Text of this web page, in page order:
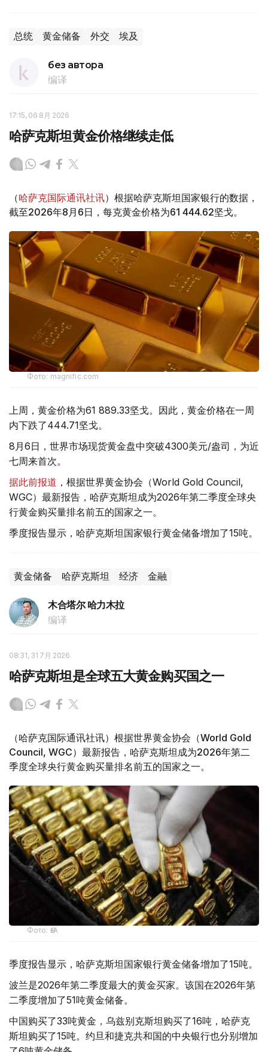
总统 黄金储备 外交 埃及
без автора
编译
17:15, 06 8月 2026
哈萨克斯坦黄金价格继续走低
（哈萨克国际通讯社讯）根据哈萨克斯坦国家银行的数据，
截至2026年8月6日，每克黄金价格为61 444.62坚戈。
Фото: magnific.com
上周，黄金价格为61 889.33坚戈。因此，黄金价格在一周
内下跌了444.71坚戈。
8月6日，世界市场现货黄金盘中突破4300美元/盎司，为近
七周来首次。
据此前报道 ，根据世界黄金协会（World Gold Council,
WGC）最新报告，哈萨克斯坦成为2026年第二季度全球央
行黄金购买量排名前五的国家之一。
季度报告显示，哈萨克斯坦国家银行黄金储备增加了15吨。
黄金储备 哈萨克斯坦 经济 金融
木合塔尔 哈力木拉
编译
08:31, 31 7月 2026
哈萨克斯坦是全球五大黄金购买国之一
（哈萨克国际通讯社讯）根据世界黄金协会（World Gold
Council, WGC）最新报告，哈萨克斯坦成为2026年第二
季度全球央行黄金购买量排名前五的国家之一。
Фото: ӨзА
季度报告显示，哈萨克斯坦国家银行黄金储备增加了15吨。
波兰是2026年第二季度最大的黄金买家。该国在2026年第
二季度增加了51吨黄金储备。
中国购买了33吨黄金，乌兹别克斯坦购买了16吨，哈萨克
斯坦购买了15吨。约旦和捷克共和国的中央银行也分别增加